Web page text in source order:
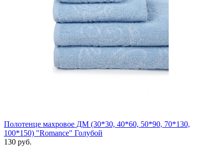
Полотенце махровое ДМ (30*30, 40*60, 50*90, 70*130,
100*150) "Romance" Голубой
130 руб.